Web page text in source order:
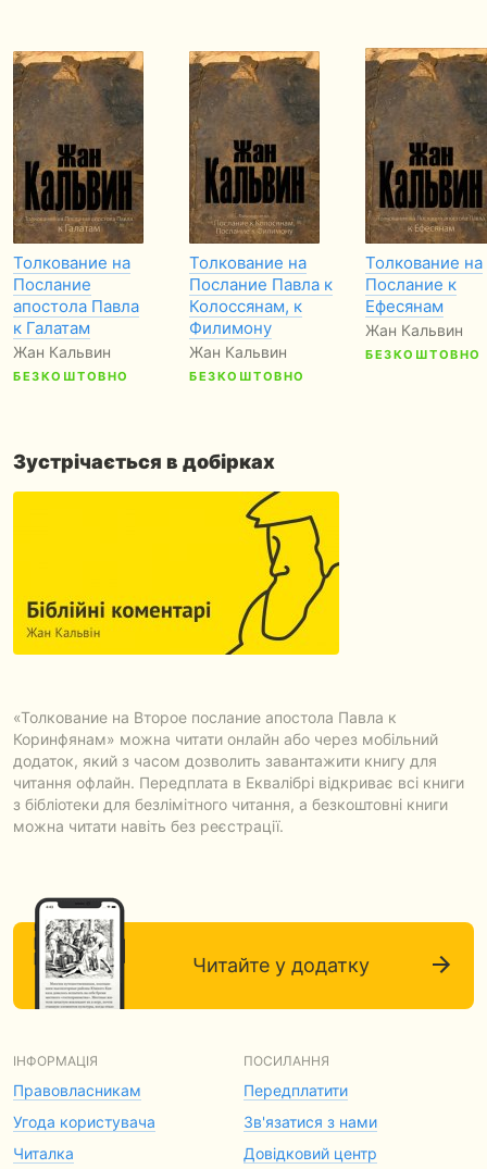
Толкование на
Послание
апостола Павла
к Галатам
Жан Кальвин
БЕЗКОШТОВНО
Толкование на
Послание Павла к
Колоссянам, к
Филимону
Жан Кальвин
БЕЗКОШТОВНО
Толкование на
Послание к
Ефесянам
Жан Кальвин
БЕЗКОШТОВНО
Зустрічається в добірках
«Толкование на Второе послание апостола Павла к
Коринфянам» можна читати онлайн або через мобільний
додаток, який з часом дозволить завантажити книгу для
читання офлайн. Передплата в Еквалібрі відкриває всі книги
з бібліотеки для безлімітного читання, а безкоштовні книги
можна читати навіть без реєстрації.
Читайте у додатку
ІНФОРМАЦІЯ
Правовласникам
Угода користувача
Читалка
ПОСИЛАННЯ
Передплатити
Зв'язатися з нами
Довідковий центр